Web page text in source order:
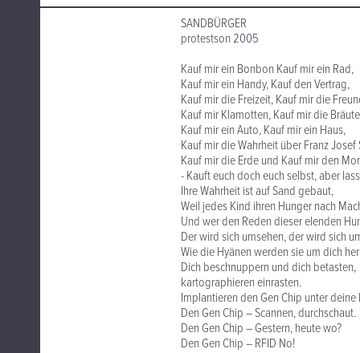
SANDBÜRGER
protestson 2005
Kauf mir ein Bonbon Kauf mir ein Rad,
Kauf mir ein Handy, Kauf den Vertrag,
Kauf mir die Freizeit, Kauf mir die
Kauf mir Klamotten, Kauf mir die
Kauf mir ein Auto, Kauf mir ein Haus,
Kauf mir die Wahrheit über Franz Josef
Kauf mir die Erde und Kauf mir den
- Kauft euch doch euch selbst, aber
Ihre Wahrheit ist auf Sand gebaut,
Weil jedes Kind ihren Hunger nach
Und wer den Reden dieser elenden
Der wird sich umsehen, der wird sich
Wie die Hyänen werden sie um dich
Dich beschnuppern und dich betasten,
kartographiereneinrasten.
Implantieren den Gen Chip unter deine
Den Gen Chip – Scannen, durchschaut.
Den Gen Chip – Gestern, heute wo?
Den Gen Chip – RFID No!